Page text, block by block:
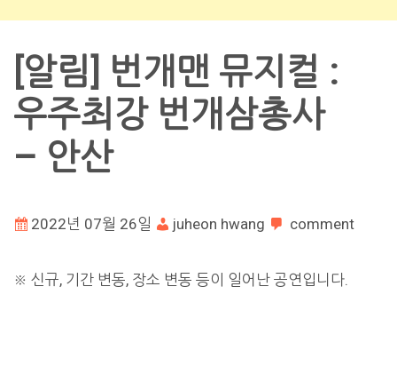
[알림] 번개맨 뮤지컬 :
우주최강 번개삼총사
– 안산
2022년 07월 26일 juheon hwang comment
※ 신규, 기간 변동, 장소 변동 등이 일어난 공연입니다.